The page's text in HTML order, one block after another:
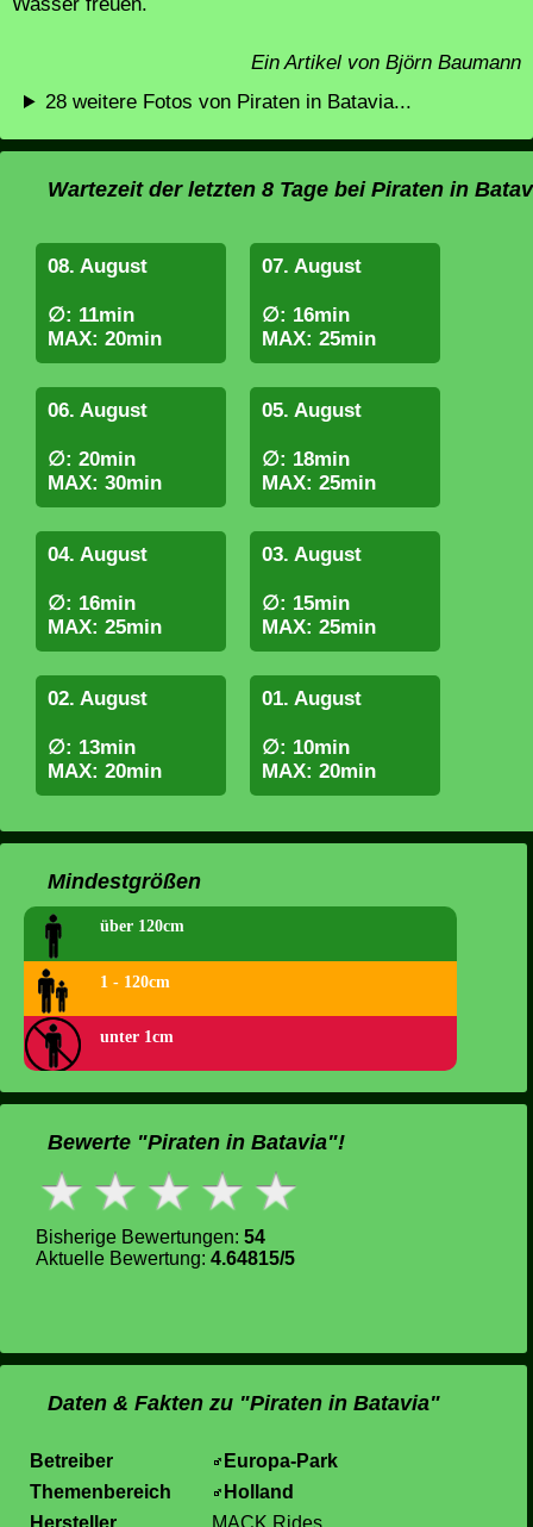
Ein Artikel von Björn Baumann
28 weitere Fotos von Piraten in Batavia...
Wartezeit der letzten 8 Tage bei Piraten in
08. August
∅: 11min
MAX: 20min
07. August
∅: 16min
MAX: 25min
06. August
∅: 20min
MAX: 30min
05. August
∅: 18min
MAX: 25min
04. August
∅: 16min
MAX: 25min
03. August
∅: 15min
MAX: 25min
02. August
∅: 13min
MAX: 20min
01. August
∅: 10min
MAX: 20min
Mindestgrößen
über 120cm
1 - 120cm
unter 1cm
Bewerte "Piraten in Batavia"!
Bisherige Bewertungen: 54
Aktuelle Bewertung: 4.64815/5
Daten & Fakten zu "Piraten in Batavia"
Betreiber
Europa-Park
Themenbereich
Holland
Hersteller
MACK Rides